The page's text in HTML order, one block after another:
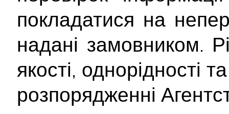
покладатися на
надані замовником.
якості, однорідності
розпорядженні